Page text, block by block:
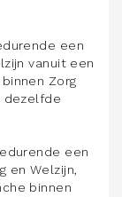
een
vanuit een
Zorg
dezelfde
een
en Welzijn,
binnen